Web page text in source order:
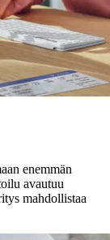
enemmän
avautuu
mahdollistaa